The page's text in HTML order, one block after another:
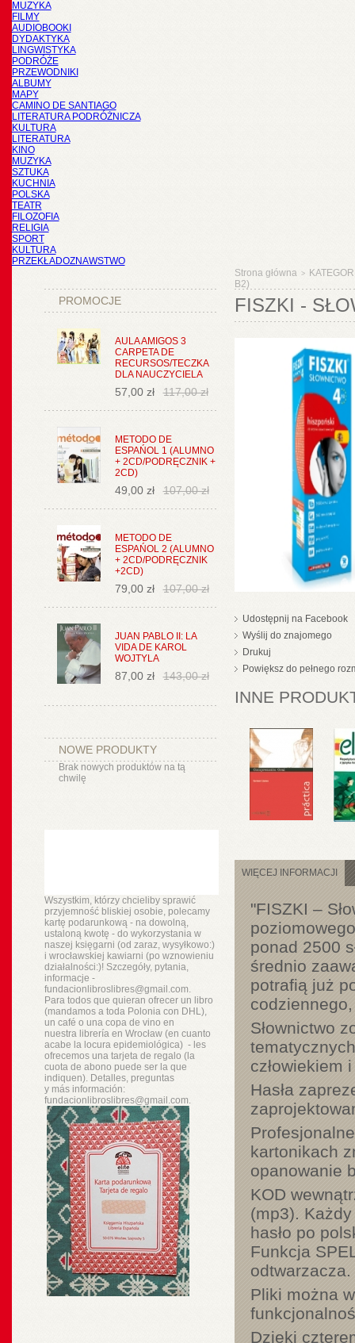
MUZYKA
FILMY
AUDIOBOOKI
DYDAKTYKA
LINGWISTYKA
PODRÓŻE
PRZEWODNIKI
ALBUMY
MAPY
CAMINO DE SANTIAGO
LITERATURA PODRÓŻNICZA
KULTURA
LITERATURA
KINO
MUZYKA
SZTUKA
KUCHNIA
POLSKA
TEATR
FILOZOFIA
RELIGIA
SPORT
KULTURA
PRZEKŁADOZNAWSTWO
PROMOCJE
AULA AMIGOS 3
CARPETA DE
RECURSOS/TECZKA
DLA NAUCZYCIELA
57,00 zł 117,00 zł
METODO DE
ESPAŃOL 1 (ALUMNO
+ 2CD/PODRĘCZNIK +
2CD)
49,00 zł 107,00 zł
METODO DE
ESPAŃOL 2 (ALUMNO
+ 2CD/PODRĘCZNIK
+2CD)
79,00 zł 107,00 zł
JUAN PABLO II: LA
VIDA DE KAROL
WOJTYLA
87,00 zł 143,00 zł
NOWE PRODUKTY
Brak nowych produktów na tą
chwilę
Wszystkim, którzy chcieliby sprawić
przyjemność bliskiej osobie, polecamy
kartę podarunkową - na dowolną,
ustaloną kwotę - do wykorzystania w
naszej księgarni (od zaraz, wysyłkowo:)
i wrocławskiej kawiarni (po wznowieniu
działalności:)! Szczegóły, pytania,
informacje -
fundacionlibroslibres@gmail.com.
Para todos que quieran ofrecer un libro
(mandamos a toda Polonia con DHL),
un café o una copa de vino en
nuestra libreríaen Wrocław (en cuanto
acabe la locura epidemiológica) - les
ofrecemos una tarjeta de regalo (la
cuota de abono puede ser la que
indiquen). Detalles, preguntas
y másinformación:
fundacionlibroslibres@gmail.com.
Strona główna >
B2)
FISZKI -
Udostępnij na Facebook
Wyślij do znajomego
Drukuj
Powiększ do pełnego
INNE
WIĘCEJ INFORMACJI
"FISZKI –
ponad 2500
średnio
potrafią już
Słownictwo
człowiekiem
Hasła
kartonikach
opanowanie
KOD
(mp3).
hasło po
Funkcja
odtwarzacza.
Pliki można
Dzięki